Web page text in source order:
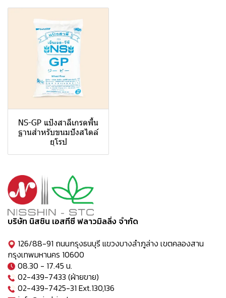
NS-GP แป้งสาลีเกรดพื้น
ฐานสำหรับขนมปังสไตล์
ยุโรป
บริษัท นิสชิน เอสทีซี ฟลาวมิลลิ่ง จำกัด
126/88-91 ถนนกรุงธนบุรี แขวงบางลำภูล่าง เขตคลองสาน
กรุงเทพมหานคร 10600
08.30 - 17.45 น.
02-439-7433 (ฝ่ายขาย)
02-439-7425-31 Ext.130,136